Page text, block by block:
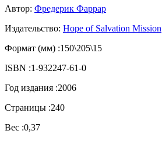
Автор: Фредерик Фаррар
Издательство: Hope of Salvation Mission
Формат (мм) :150\205\15
ISBN :1-932247-61-0
Год издания :2006
Страницы :240
Вес :0,37